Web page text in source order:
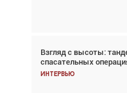
Взгляд с высоты:
спасательных
Интервью
Частный самолёт –
покупке
Интервью